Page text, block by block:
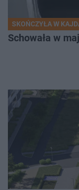
SKOŃCZYŁA W
Schowała w